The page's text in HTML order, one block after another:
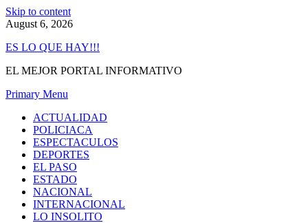
Skip to content
August 6, 2026
ES LO QUE HAY!!!
EL MEJOR PORTAL INFORMATIVO
Primary Menu
ACTUALIDAD
POLICIACA
ESPECTACULOS
DEPORTES
EL PASO
ESTADO
NACIONAL
INTERNACIONAL
LO INSOLITO